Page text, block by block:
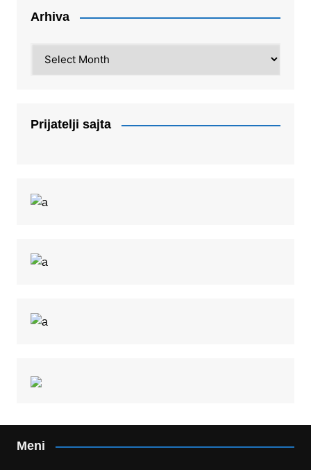
Arhiva
Prijatelji sajta
Meni